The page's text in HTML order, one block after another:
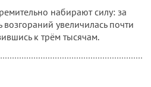
набирают силу: за
увеличилась почти
к трём тысячам.